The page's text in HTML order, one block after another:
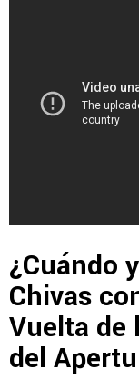
¿Cuándo
Chivas
Vuelta de
del